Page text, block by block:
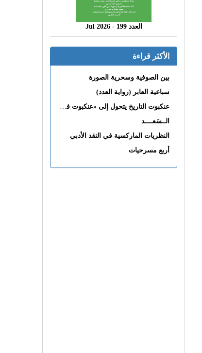
العدد 199 - 2026 Jul
الأكثر قراءة
بين الصوفية وسحرية الصورة
سباعية العابر (رواية العدد)
عنكبوت التاريخ يتحول إلى «عنكبوت فى القلب»
الــسَعــــد
النظريات الماركسية في النقد الأدبي
أربع مسرحيات